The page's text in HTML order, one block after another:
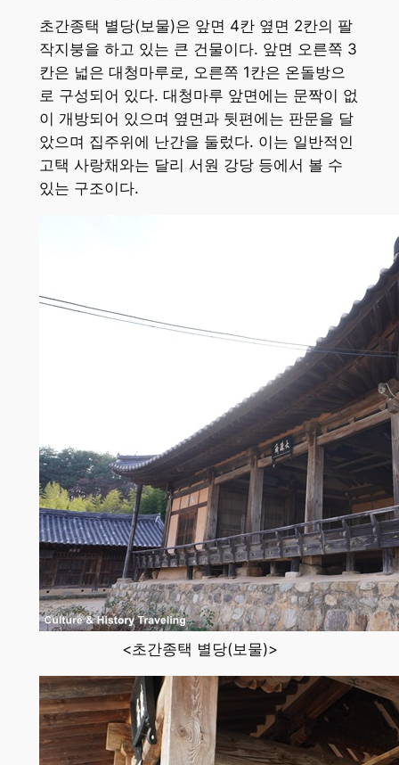
초간종택 별당(보물)은 앞면 4칸 옆면 2칸의 팔
작지붕을 하고 있는 큰 건물이다. 앞면 오른쪽 3
칸은 넓은 대청마루로, 오른쪽 1칸은 온돌방으
로 구성되어 있다. 대청마루 앞면에는 문짝이 없
이 개방되어 있으며 옆면과 뒷편에는 판문을 달
았으며 집주위에 난간을 둘렀다. 이는 일반적인
고택 사랑채와는 달리 서원 강당 등에서 볼 수
있는 구조이다.
<초간종택 별당(보물)>